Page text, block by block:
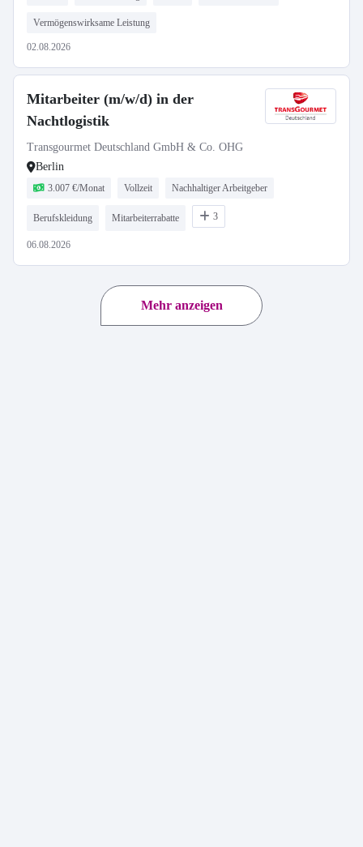
Vermögenswirksame Leistung
02.08.2026
Mitarbeiter (m/w/d) in der
Nachtlogistik
Transgourmet Deutschland GmbH & Co. OHG
Berlin
3.007 €/Monat Vollzeit Nachhaltiger Arbeitgeber
Berufskleidung Mitarbeiterrabatte 3
06.08.2026
Mehr anzeigen